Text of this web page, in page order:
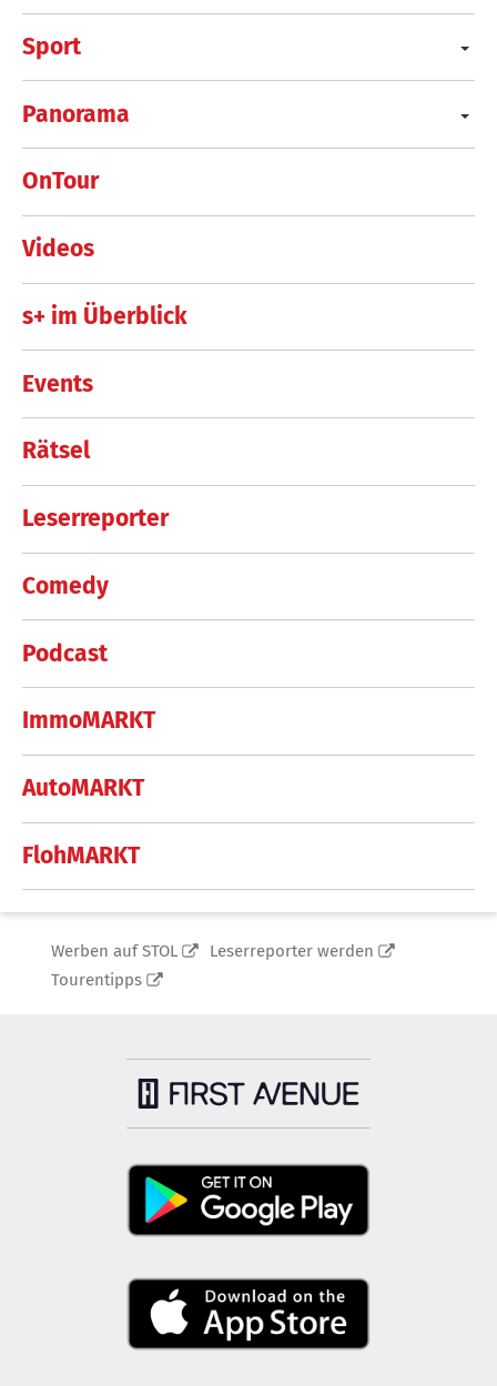
Sport
Panorama
OnTour
Videos
s+ im Überblick
Events
Rätsel
Leserreporter
Comedy
Podcast
ImmoMARKT
AutoMARKT
FlohMARKT
Werben auf STOL
Leserreporter werden
Tourentipps